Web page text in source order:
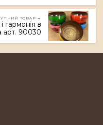
ТОВАР →
гармонія в
арт. 90030